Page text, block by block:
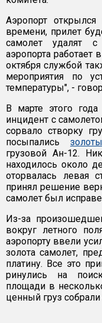
Аэропорт
времени, прилет
самолет удалят
аэропорта
октября службой
мероприятия по
температуры", -
В марте этого
инцидент с
сорвало створку
посыпались
грузовой Ан-12.
находилось около
оторвалась левая
принял решение
самолет был
Из-за
вокруг летного
аэропорту ввели
золота самолет,
платину. Все это
ринулись на
площади в
ценный груз